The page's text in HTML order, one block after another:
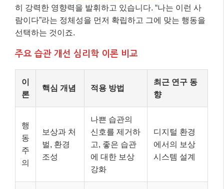
히 강력한 영향력을 발휘하고 있습니다. “나는 이런 사
람이다”라는 정체성을 먼저 확립하고 그에 맞는 행동을
선택하는 것이죠.
주요 습관 개선 심리학 이론 비교
이
론
핵심 개념 적용 방법
최근 연구 동
향
행
동
주
의
보상과 처
벌, 환경
조성
나쁜 습관의
신호를 제거하
고, 좋은 습관
에 대한 보상
강화
디지털 환경
에서의 보상
시스템 설계